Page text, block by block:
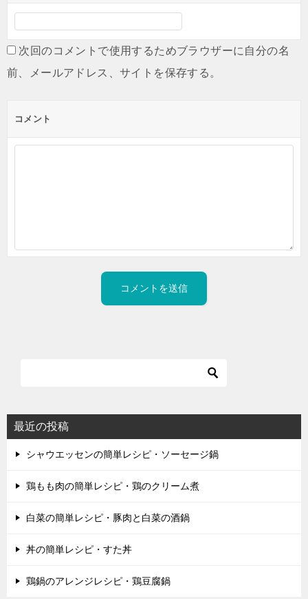
次回のコメントで使用するためブラウザーに自分の名
前、メールアドレス、サイトを保存する。
コメント
最近の投稿
シャウエッセンの簡単レシピ・ソーセージ鍋
鶏もも肉の簡単レシピ・鶏のクリーム煮
白菜の簡単レシピ・豚肉と白菜の酒鍋
丼の簡単レシピ・すた丼
鶏鍋のアレンジレシピ・鶏豆腐鍋